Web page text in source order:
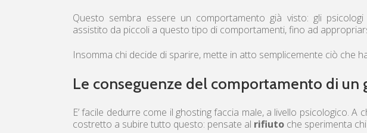
Questo sembra essere un comportamento già visto: gli
assistito da piccoli a questo tipo di comportamenti, fino ad
Insomma chi decide di sparire, mette in atto semplicemente ciò che
Le conseguenze del comportamento di un
E’ facile dedurre come il ghosting faccia male, a livello psicologico.
costretto a subire tutto questo: pensate al rifiuto che sperimenta